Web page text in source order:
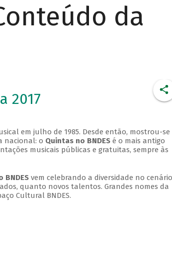
da
2017
em julho de 1985. Desde então, mostrou-se
nacional: o Quintas no BNDESé o mais antigo
musicais públicas e gratuitas, sempre às
BNDESvem celebrando a diversidade no
quanto novos talentos. Grandes nomes da
Cultural BNDES.